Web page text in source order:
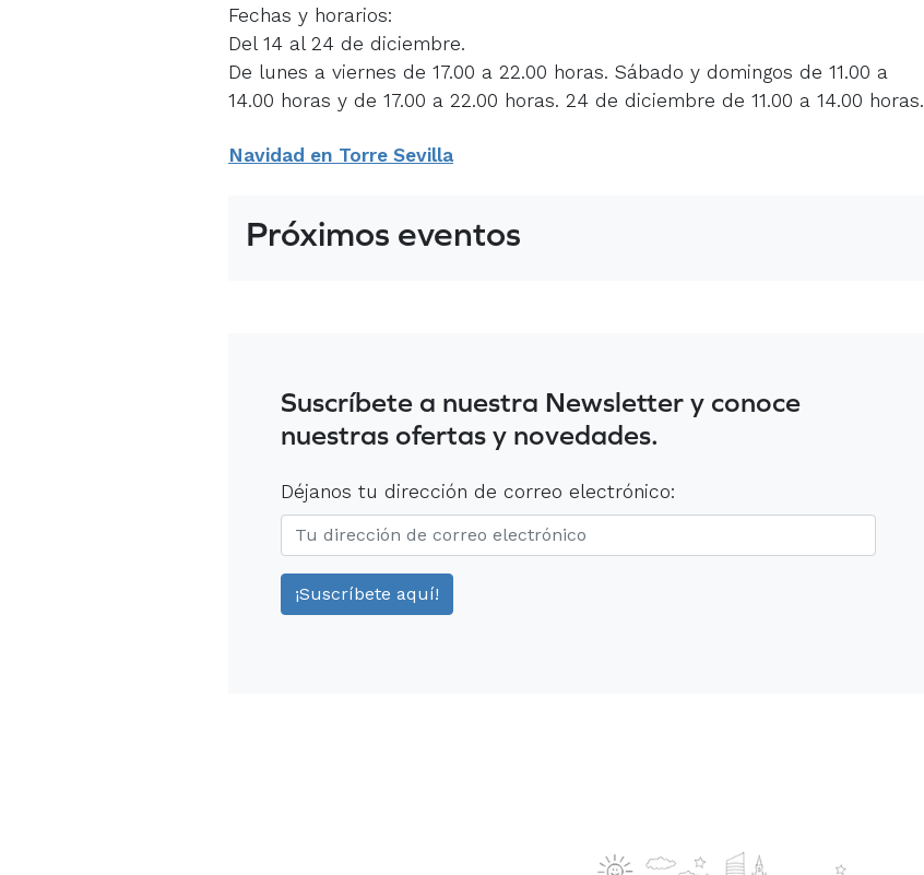
Fechas y horarios:
Del 14 al 24 de diciembre.
De lunes a viernes de 17.00 a 22.00 horas. Sábado y domingos de 11.00 a
14.00 horas y de 17.00 a 22.00 horas. 24 de diciembre de 11.00 a 14.00 horas.
Navidad en Torre Sevilla
Próximos eventos
Suscríbete a nuestra Newsletter y conoce
nuestras ofertas y novedades.
Déjanos tu dirección de correo electrónico: